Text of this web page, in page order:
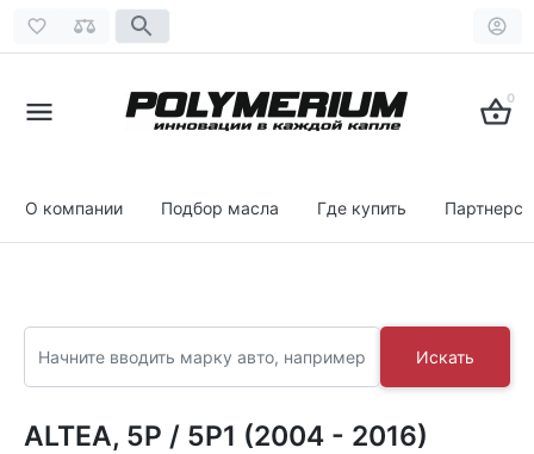
0
О компании Подбор масла Где купить
Искать
ALTEA, 5P / 5P1 (2004 - 2016)